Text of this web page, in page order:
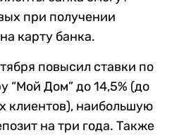
при получении
карту банка.
повысил ставки по
“Мой Дом” до 14,5% (до
клиентов), наибольшую
на три года. Также